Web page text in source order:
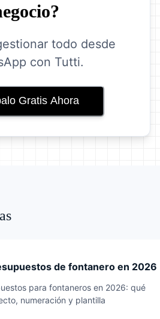
todo desde
con Tutti.
Gratis Ahora
de fontanero en 2026
para fontaneros en 2026: qué
numeración y plantilla